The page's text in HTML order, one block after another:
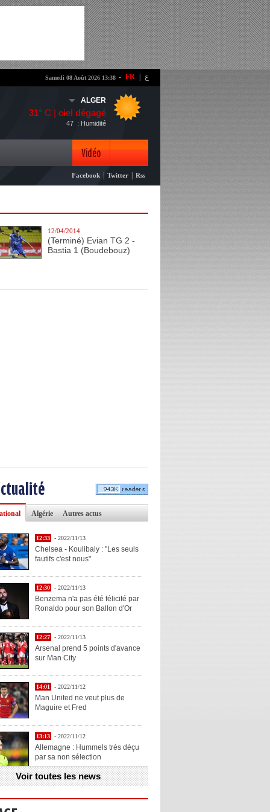
- FR ع Samedi 08 Août 2026 13:38
ALGER
31° C | ciel dégagé
: Humidité
47
Vidéo
Photo
Facebook Twitter Rss
12/04/2014
(Terminé) Evian TG 2 -
Bastia 1 (Boudebouz)
Algérie Autres actus
12:33 - 2022/11/13
Chelsea - Koulibaly : "Les seuls
fautifs c'est nous"
12:30 - 2022/11/13
Benzema n'a pas été félicité par
Ronaldo pour son Ballon d'Or
12:27 - 2022/11/13
Arsenal prend 5 points d'avance
sur Man City
14:01 - 2022/11/12
Man United ne veut plus de
Maguire et Fred
13:13 - 2022/11/12
Allemagne : Hummels très déçu
par sa non sélection
13:11 - 2022/11/12
Henry explique la chose qu'il
Voir toutes les news